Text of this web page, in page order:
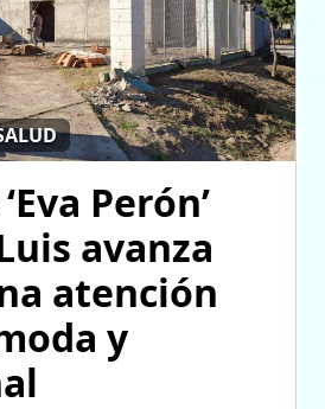
Perón’
avanza
atención
y